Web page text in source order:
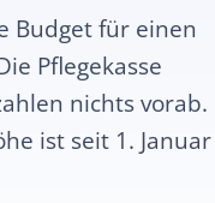
Budget für einen
Pflegekasse
nichts vorab.
ist seit 1. Januar